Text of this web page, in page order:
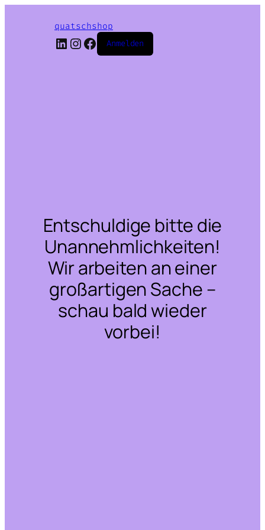
quatschshop
LinkedIn
Instagram
Facebook
Anmelden
Entschuldige bitte die
Unannehmlichkeiten!
Wir arbeiten an einer
großartigen Sache –
schau bald wieder
vorbei!